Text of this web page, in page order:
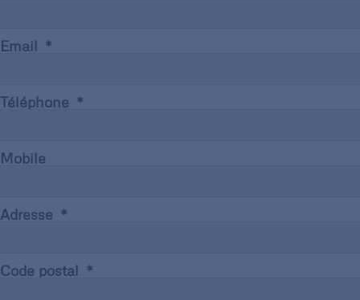
Email
Téléphone
Mobile
Adresse
Code postal